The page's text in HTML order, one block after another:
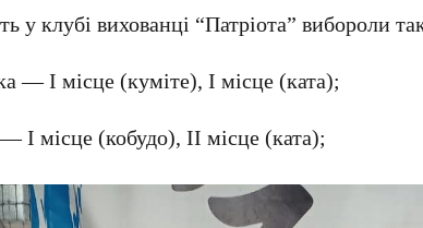
у клубі вихованці “Патріота” вибороли
— І місце (куміте), І місце (ката);
місце (кобудо), ІІ місце (ката);